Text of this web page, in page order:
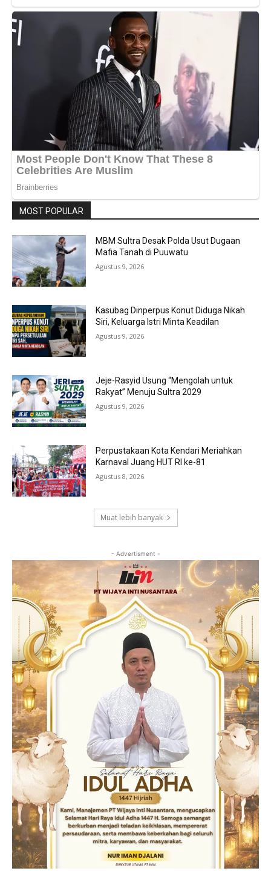
MOST POPULAR
MBM Sultra Desak Polda Usut Dugaan
Mafia Tanah di Puuwatu
Agustus 9, 2026
Kasubag Dinperpus Konut Diduga Nikah
Siri, Keluarga Istri Minta Keadilan
Agustus 9, 2026
Jeje-Rasyid Usung “Mengolah untuk
Rakyat” Menuju Sultra 2029
Agustus 9, 2026
Perpustakaan Kota Kendari Meriahkan
Karnaval Juang HUT RI ke-81
Agustus 8, 2026
Muat lebih banyak
- Advertisment -